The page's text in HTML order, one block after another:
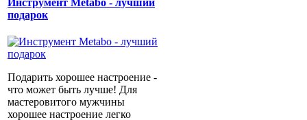
подарок
Подарить хорошее настроение -
что может быть лучше! Для
мастеровитого мужчины
хорошее настроение легко